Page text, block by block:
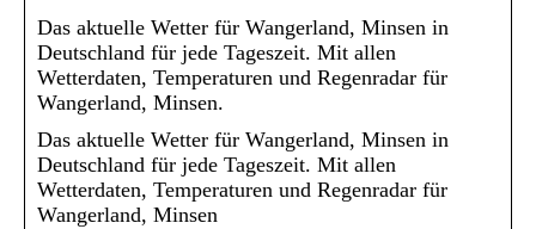
Das aktuelle Wetter für Wangerland, Minsen in
Deutschland für jede Tageszeit. Mit allen
Wetterdaten, Temperaturen und Regenradar für
Wangerland, Minsen.
Das aktuelle Wetter für Wangerland, Minsen in
Deutschland für jede Tageszeit. Mit allen
Wetterdaten, Temperaturen und Regenradar für
Wangerland, Minsen